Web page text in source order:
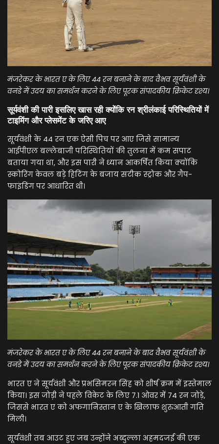
मंजरेकर के भारत ए के लिए 44 रन बनाने के बाद वैभव सूर्यवंशी के
वनडे में उदय का समर्थन करने के लिए पूरक संपादकीय क्रिकेट दृश्य।
सूर्यवंशी की पारी इसलिए खास रही क्योंकि रन श्रीलंकाई परिस्थितियों में
टाइमिंग और प्लेसमेंट के जरिए आए
सूर्यवंशी के 44 रन एक ऐसी पिच पर आए जिसे सामान्य
आईपीएल बल्लेबाजी परिस्थितियों की तुलना में कम सपाट
बताया गया था, और इस पारी ने ध्यान आकर्षित किया क्योंकि
स्कोरिंग केवल बड़े हिटिंग के बजाय सटीक स्ट्रोक और गैप-
फाइंडिंग पर आधारित थी।
मंजरेकर के भारत ए के लिए 44 रन बनाने के बाद वैभव सूर्यवंशी के
वनडे में उदय का समर्थन करने के लिए पूरक संपादकीय क्रिकेट दृश्य।
भारत ए ने सूर्यवंशी और प्रभसिमरन सिंह को शीर्ष क्रम में इस्तेमाल
किया। इस जोड़ी ने पहले विकेट के लिए 7.1 ओवर में 74 रन जोड़े,
जिससे भारत ए को अफगानिस्तान ए के खिलाफ शुरुआती गति
मिली।
सूर्यवंशी तब आउट हुए जब उन्होंने अब्दुल्ला अहमदजई की एक